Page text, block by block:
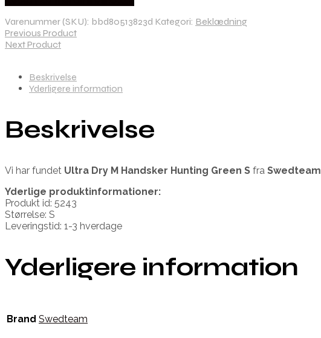
Varenummer (SKU): bbd80513823d Kategori: Beklædning
Previous Product
Next Product
Beskrivelse
Yderligere information
Beskrivelse
Vi har fundet Ultra Dry M Handsker Hunting Green S fra Swedteam
Yderlige produktinformationer:
Produkt id: 5243
Størrelse: S
Leveringstid: 1-3 hverdage
Yderligere information
Brand Swedteam